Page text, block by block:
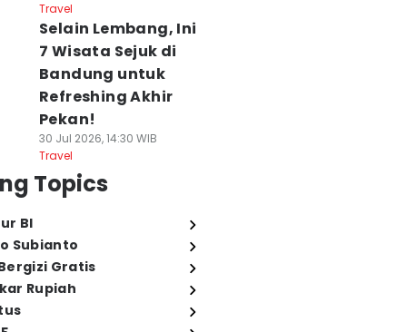
Travel
Selain Lembang, Ini
7 Wisata Sejuk di
Bandung untuk
Refreshing Akhir
Pekan!
30 Jul 2026, 14:30 WIB
Travel
Topics
BI
Subianto
Gratis
Rupiah